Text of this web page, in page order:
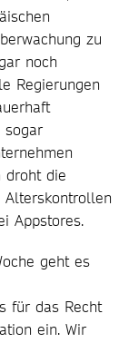
zu
noch
Regierungen
sogar
droht die
Alterskontrollen
Appstores.
geht es
für das Recht
ein. Wir